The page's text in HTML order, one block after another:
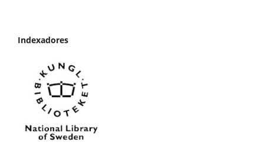
Indexadores